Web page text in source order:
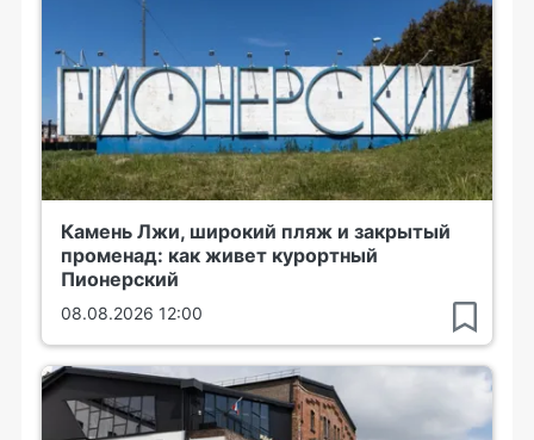
Камень Лжи, широкий пляж и закрытый
променад: как живет курортный
Пионерский
08.08.2026 12:00